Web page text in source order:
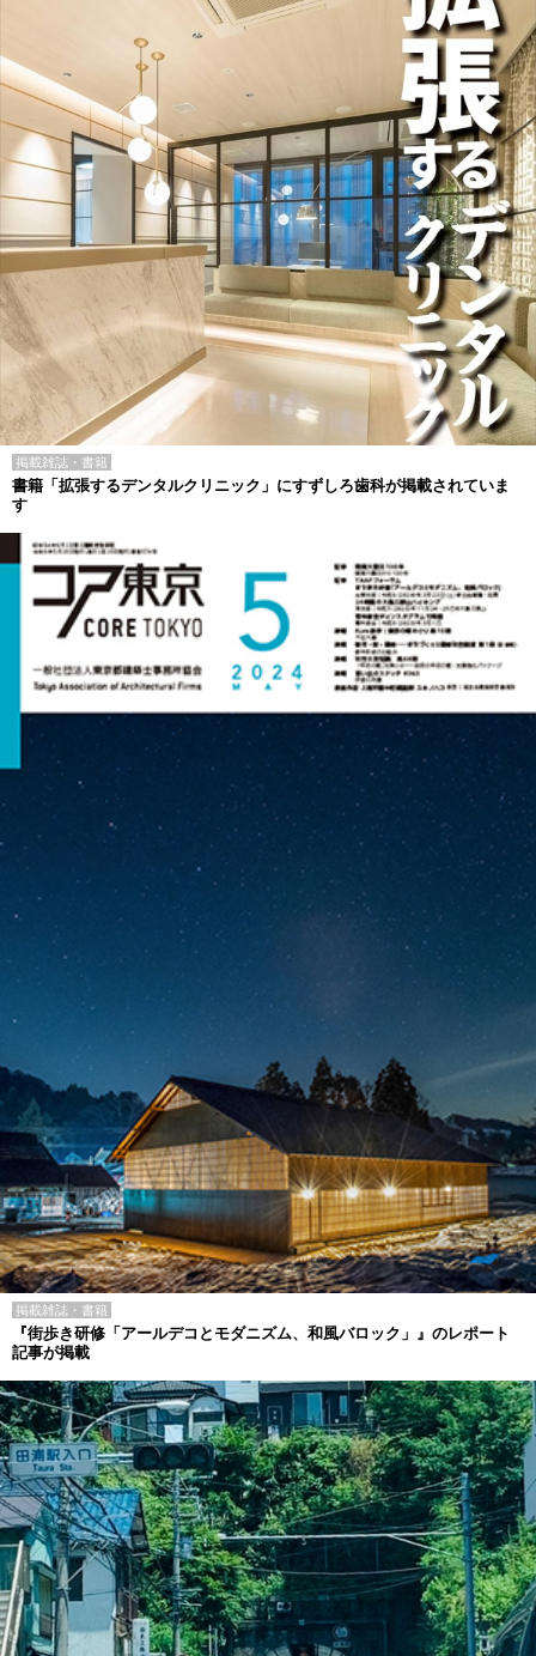
掲載雑誌・書籍
書籍「拡張するデンタルクリニック」にすずしろ歯科が掲載されていま
す
掲載雑誌・書籍
『街歩き研修「アールデコとモダニズム、和風バロック」』のレポート
記事が掲載